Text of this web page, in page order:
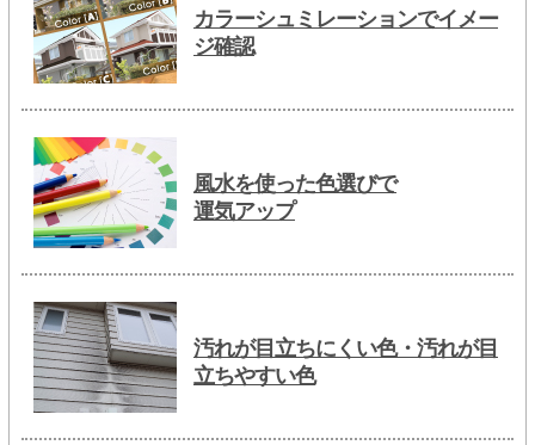
カラーシュミレーションでイメー
ジ確認
風水を使った色選びで
運気アップ
汚れが目立ちにくい色・汚れが目
立ちやすい色